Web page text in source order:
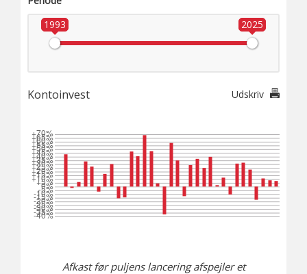
1993
2025
Kontoinvest Udskriv
Afkast før puljens lancering afspejler et